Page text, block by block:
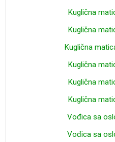
Kuglična
Kuglična
Kuglična
Kuglična
Kuglična
Kuglična
Vođica sa
Vođica sa